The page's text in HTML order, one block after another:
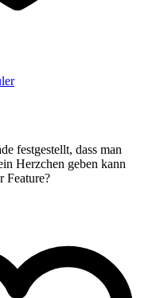
festgestellt, dass man
Herzchen geben kann
Feature?